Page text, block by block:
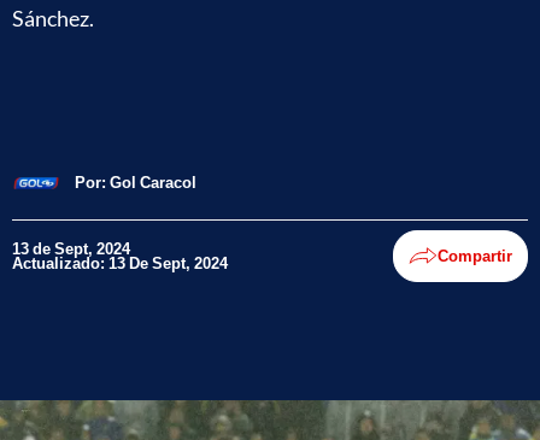
Sánchez.
Por: Gol Caracol
13 de Sept, 2024
Actualizado: 13 De Sept, 2024 Compartir